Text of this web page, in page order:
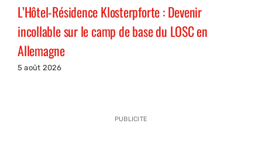
L’Hôtel-Résidence Klosterpforte : Devenir
incollable sur le camp de base du LOSC en
Allemagne
5 août 2026
PUBLICITE